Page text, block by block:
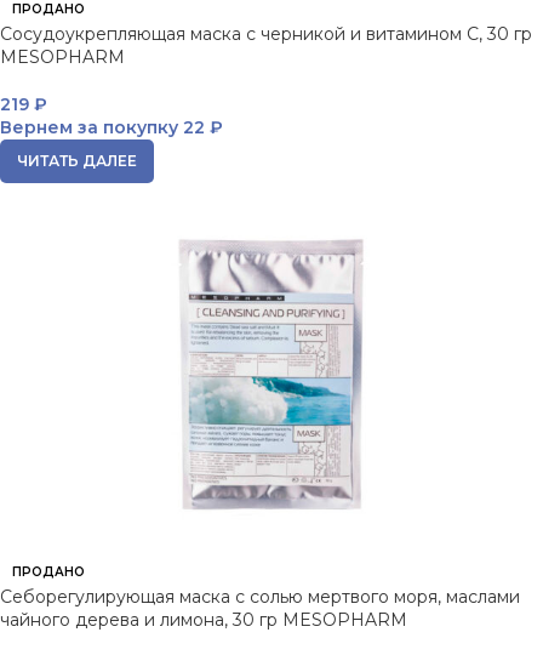
ПРОДАНО
Сосудоукрепляющая маска с черникой и витамином C, 30 гр
MESOPHARM
219 ₽
Вернем за покупку 22 ₽
ЧИТАТЬ ДАЛЕЕ
ПРОДАНО
Себорегулирующая маска c солью мертвого моря, маслами
чайного дерева и лимона, 30 гр MESOPHARM